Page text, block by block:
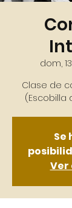
dom,
Clase de
(Escobilla
Se
Ver